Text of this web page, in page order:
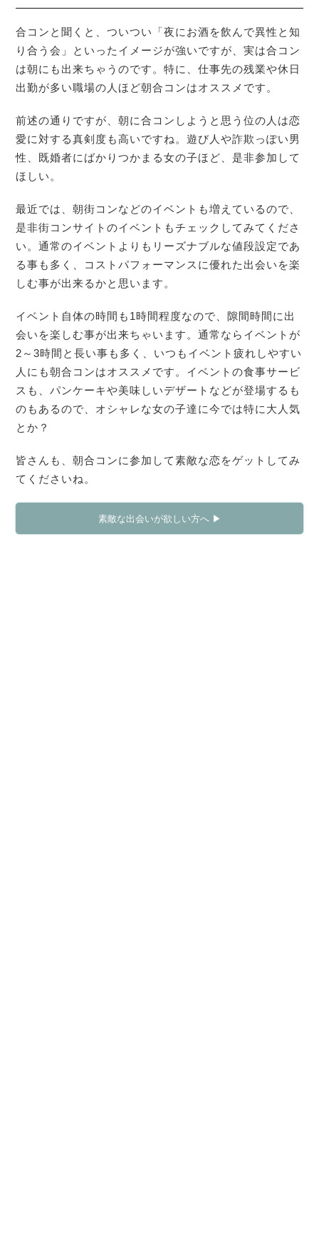
合コンと聞くと、ついつい「夜にお酒を飲んで異性と知
り合う会」といったイメージが強いですが、実は合コン
は朝にも出来ちゃうのです。特に、仕事先の残業や休日
出勤が多い職場の人ほど朝合コンはオススメです。
前述の通りですが、朝に合コンしようと思う位の人は恋
愛に対する真剣度も高いですね。遊び人や詐欺っぽい男
性、既婚者にばかりつかまる女の子ほど、是非参加して
ほしい。
最近では、朝街コンなどのイベントも増えているので、
是非街コンサイトのイベントもチェックしてみてくださ
い。通常のイベントよりもリーズナブルな値段設定であ
る事も多く、コストパフォーマンスに優れた出会いを楽
しむ事が出来るかと思います。
イベント自体の時間も1時間程度なので、隙間時間に出
会いを楽しむ事が出来ちゃいます。通常ならイベントが
2～3時間と長い事も多く、いつもイベント疲れしやすい
人にも朝合コンはオススメです。イベントの食事サービ
スも、パンケーキや美味しいデザートなどが登場するも
のもあるので、オシャレな女の子達に今では特に大人気
とか？
皆さんも、朝合コンに参加して素敵な恋をゲットしてみ
てくださいね。
素敵な出会いが欲しい方へ ▶